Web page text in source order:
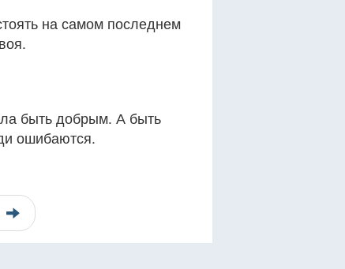
на самом последнем
быть добрым. А быть
ошибаются.